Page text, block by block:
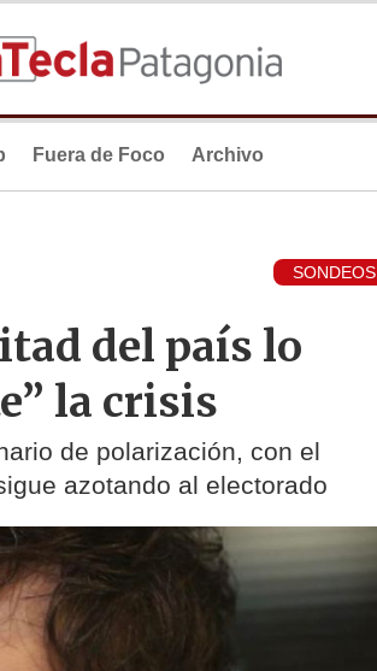
Fuera de Foco Archivo
SONDEOS
del país lo
la crisis
de polarización, con el
azotando al electorado